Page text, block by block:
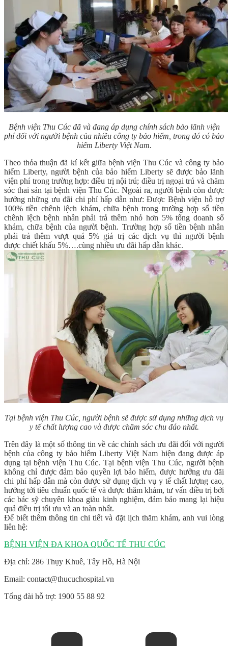
Bệnh viện Thu Cúc đã và đang áp dụng chính sách bảo lãnh viện
phí đối với người bệnh của nhiều công ty bảo hiểm, trong đó có bảo
hiểm Liberty Việt Nam.
Theo thỏa thuận đã kí kết giữa bệnh viện Thu Cúc và công ty bảo
hiểm Liberty, người bệnh của bảo hiểm Liberty sẽ được bảo lãnh
viện phí trong trường hợp: điều trị nội trú; điều trị ngoại trú và chăm
sóc thai sản tại bệnh viện Thu Cúc. Ngoài ra, người bệnh còn được
hưởng những ưu đãi chi phí hấp dẫn như: Được Bệnh viện hỗ trợ
100% tiền chênh lệch khám, chữa bệnh trong trường hợp số tiền
chênh lệch bệnh nhân phải trả thêm nhỏ hơn 5% tổng doanh số
khám, chữa bệnh của người bệnh. Trường hợp số tiền bệnh nhân
phải trả thêm vượt quá 5% giá trị các dịch vụ thì người bệnh
được chiết khấu 5%….cùng nhiều ưu đãi hấp dẫn khác.
Tại bệnh viện Thu Cúc, người bệnh sẽ được sử dụng những dịch vụ
y tế chất lượng cao và được chăm sóc chu đáo nhất.
Trên đây là một số thông tin về các chính sách ưu đãi đối với người
bệnh của công ty bảo hiểm Liberty Việt Nam hiện đang được áp
dụng tại bệnh viện Thu Cúc. Tại bệnh viện Thu Cúc, người bệnh
không chỉ được đảm bảo quyền lợi bảo hiểm, được hưởng ưu đãi
chi phí hấp dẫn mà còn được sử dụng dịch vụ y tế chất lượng cao,
hướng tới tiêu chuẩn quốc tế và được thăm khám, tư vấn điều trị bởi
các bác sỹ chuyên khoa giàu kinh nghiệm, đảm bảo mang lại hiệu
quả điều trị tối ưu và an toàn nhất.
Để biết thêm thông tin chi tiết và đặt lịch thăm khám, anh vui lòng
liên hệ:
BỆNH VIỆN ĐA KHOA QUỐC TẾ THU CÚC
Địa chỉ: 286 Thụy Khuê, Tây Hồ, Hà Nội
Email: contact@thucuchospital.vn
Tổng đài hỗ trợ: 1900 55 88 92